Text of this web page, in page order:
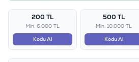
200 TL
Min: 6.000 TL
Kodu Al
500 TL
Min: 10.000 TL
Kodu Al